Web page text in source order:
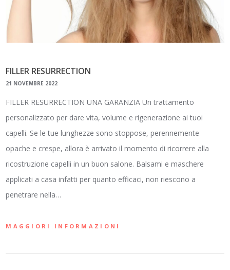
FILLER RESURRECTION
21 NOVEMBRE 2022
FILLER RESURRECTION UNA GARANZIA Un trattamento
personalizzato per dare vita, volume e rigenerazione ai tuoi
capelli. Se le tue lunghezze sono stoppose, perennemente
opache e crespe, allora è arrivato il momento di ricorrere alla
ricostruzione capelli in un buon salone. Balsami e maschere
applicati a casa infatti per quanto efficaci, non riescono a
penetrare nella…
MAGGIORI INFORMAZIONI